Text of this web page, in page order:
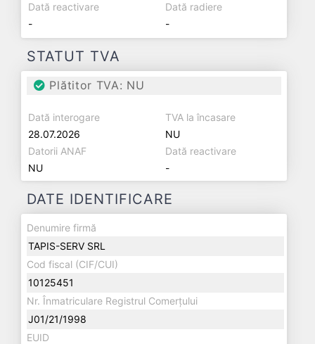
Dată reactivare
-
Dată radiere
-
STATUT TVA
Plătitor TVA: NU
Dată interogare
28.07.2026
TVA la încasare
NU
Datorii ANAF
NU
Dată reactivare
-
DATE IDENTIFICARE
Denumire firmă
TAPIS-SERV SRL
Cod fiscal (CIF/CUI)
10125451
Nr. Înmatriculare Registrul Comerțului
J01/21/1998
EUID